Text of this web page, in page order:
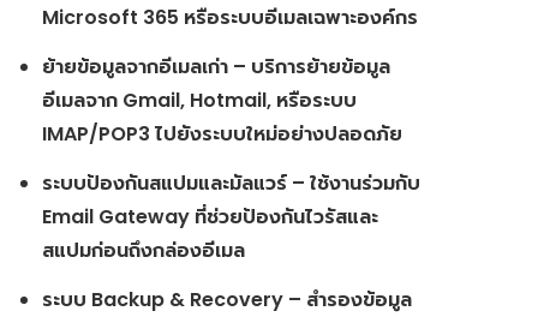
Microsoft 365 หรือระบบอีเมลเฉพาะองค์กร
ย้ายข้อมูลจากอีเมลเก่า – บริการย้ายข้อมูล
อีเมลจาก Gmail, Hotmail, หรือระบบ
IMAP/POP3 ไปยังระบบใหม่อย่างปลอดภัย
ระบบป้องกันสแปมและมัลแวร์ – ใช้งานร่วมกับ
Email Gateway ที่ช่วยป้องกันไวรัสและ
สแปมก่อนถึงกล่องอีเมล
ระบบ Backup & Recovery – สำรองข้อมูล